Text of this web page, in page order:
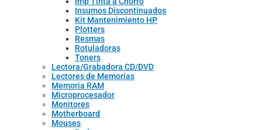
Insumos Discontinuados
Kit Mantenimiento HP
Plotters
Resmas
Rotuladoras
Toners
Lectora/Grabadora CD/DVD
Lectores de Memorias
Memoria RAM
Microprocesador
Monitores
Motherboard
Mouses